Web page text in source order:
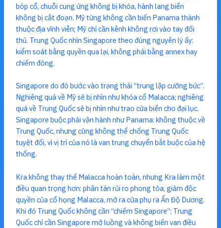
bóp cổ, chuỗi cung ứng không bị khóa, hành lang biển
không bị cắt đoạn. Mỹ từng không cần biến Panama thành
thuộc địa vĩnh viễn; Mỹ chỉ cần kênh không rơi vào tay đối
thủ. Trung Quốc nhìn Singapore theo đúng nguyên lý ấy:
kiểm soát bằng quyền qua lại, không phải bằng annex hay
chiếm đóng.
Singapore do đó bước vào trạng thái “trung lập cưỡng bức”.
Nghiêng quá về Mỹ sẽ bị nhìn như khóa cổ Malacca; nghiêng
quá về Trung Quốc sẽ bị nhìn như trao cửa biển cho đại lục.
Singapore buộc phải vận hành như Panama: không thuộc về
Trung Quốc, nhưng cũng không thể chống Trung Quốc
tuyệt đối, vì vị trí của nó là van trung chuyển bắt buộc của hệ
thống.
Kra không thay thế Malacca hoàn toàn, nhưng Kra làm một
điều quan trọng hơn: phân tán rủi ro phong tỏa, giảm độc
quyền của cổ họng Malacca, mở ra cửa phụ ra Ấn Độ Dương.
Khi đó Trung Quốc không cần “chiếm Singapore”; Trung
Quốc chỉ cần Singapore mở luồng và không biến van điều